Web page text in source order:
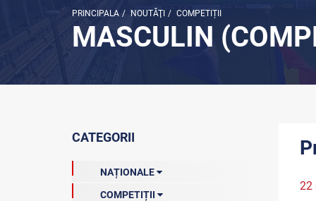
PRINCIPALA / NOUTĂŢI / COMPETIȚII
MASCULIN
CATEGORII
NAȚIONALE
COMPETIȚII
22